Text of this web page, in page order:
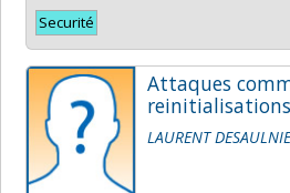
Securité
Attaques
LAURENT